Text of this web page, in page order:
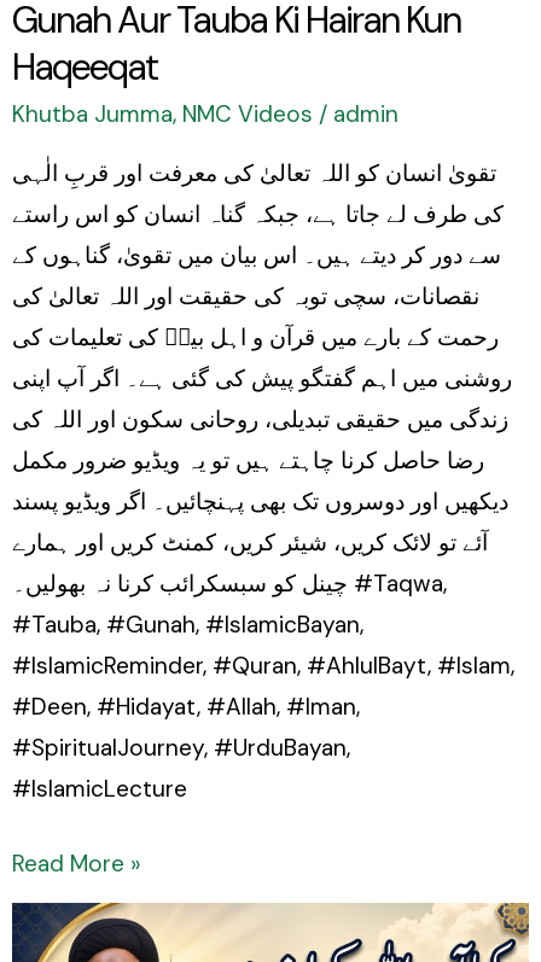
Gunah Aur Tauba Ki Hairan Kun
Haqeeqat
Khutba Jumma, NMC Videos / admin
تقویٰ انسان کو اللہ تعالیٰ کی معرفت اور قربِ الٰہی
کی طرف لے جاتا ہے، جبکہ گناہ انسان کو اس راستے
سے دور کر دیتے ہیں۔ اس بیان میں تقویٰ، گناہوں کے
نقصانات، سچی توبہ کی حقیقت اور اللہ تعالیٰ کی
رحمت کے بارے میں قرآن و اہل بیتؑ کی تعلیمات کی
روشنی میں اہم گفتگو پیش کی گئی ہے۔ اگر آپ اپنی
زندگی میں حقیقی تبدیلی، روحانی سکون اور اللہ کی
رضا حاصل کرنا چاہتے ہیں تو یہ ویڈیو ضرور مکمل
دیکھیں اور دوسروں تک بھی پہنچائیں۔ اگر ویڈیو پسند
آئے تو لائک کریں، شیئر کریں، کمنٹ کریں اور ہمارے
چینل کو سبسکرائب کرنا نہ بھولیں۔ #Taqwa,
#Tauba, #Gunah, #IslamicBayan,
#IslamicReminder, #Quran, #AhlulBayt, #Islam,
#Deen, #Hidayat, #Allah, #Iman,
#SpiritualJourney, #UrduBayan,
#IslamicLecture
Tauba
Ki
Hairan
Haqeeqat
Read More »
Kya